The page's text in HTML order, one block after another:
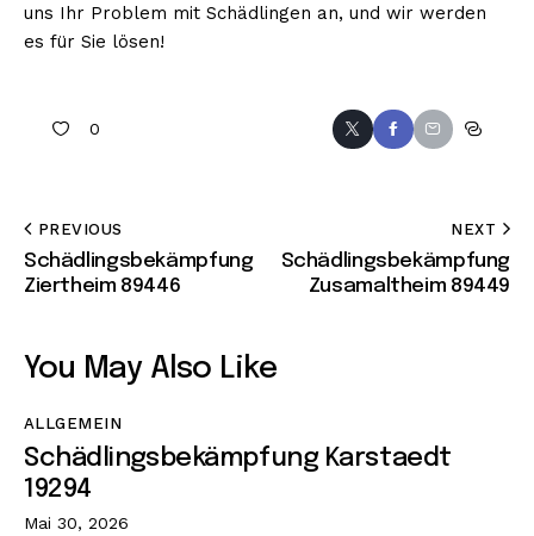
uns Ihr Problem mit Schädlingen an, und wir werden
es für Sie lösen!
0
PREVIOUS
Schädlingsbekämpfung
Ziertheim 89446
NEXT
Schädlingsbekämpfung
Zusamaltheim 89449
You May Also Like
ALLGEMEIN
Schädlingsbekämpfung Karstaedt
19294
Mai 30, 2026